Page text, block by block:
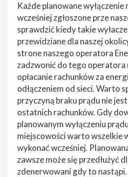
Każde planowane wyłączenie
wcześniej zgłoszone prze
sprawdzić kiedy takie
przewidziane dla naszej
strone naszego operatora
zadzwonić do tego operatora
opłacanie rachunków za
odłączeniem od sieci. Warto
przyczyną braku prądu nie
ostatnich rachunków. Gdy
planowanym wyłączeniu
miejscowości warto wszelkie
wykonać wcześniej.
zawsze może się przedłużyć
zdenerwowani gdy to nastąpi.